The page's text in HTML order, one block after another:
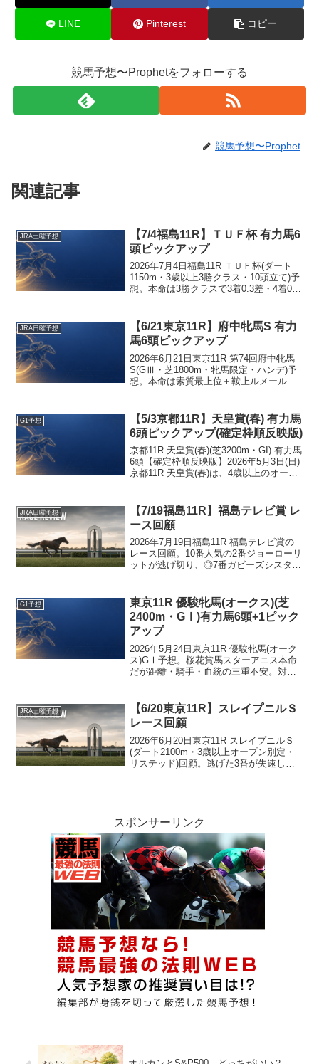
LINE Pinterest コピー
競馬予想〜Prophetをフォローする
競馬予想〜Prophet
関連記事
JRA土曜予想
【7/4福島11R】ＴＵＦ杯 有力馬6
頭ピックアップ
2026年7月4日福島11R ＴＵＦ杯(ダート
1150m・3歳以上3勝クラス・10頭立て)予
想。本命は3勝クラスで3着0.3差・4着0.1
対抗は僅差善戦を続け差し展開の恩恵が
大きいイリフィ(単6.6倍)、単穴は決め手
上位でハイペースがドンピシャのカネシ
ョウレジェン(単12.2倍)。テンの速い馬が
多くハイペース濃厚の福島ダート1150
で、差し・中団勢の浮上も見据えて有力6
JRA日曜予想
【6/21東京11R】府中牝馬S 有力
馬6頭ピックアップ
2026年6月21日東京11R 第74回府中牝馬
S(GⅢ・芝1800m・牝馬限定・ハンデ)予
想。本命は素質最上位＋鞍上ルメールの
6.2倍)。先行有利の東京芝1800mで好位を
取れる軸を中心に、当舞台適性とオッズ
妙味の差し馬を絡める構成で、有力6頭を
ピックアップ。
G1予想
【5/3京都11R】天皇賞(春) 有力馬
6頭ピックアップ(確定枠順反映版)
京都11R 天皇賞(春)(芝3200m・GI) 有力馬
6頭【確定枠順反映版】2026年5月3日(日)
京都11R 天皇賞(春)は、4歳以上のオープ
り15頭立て。...
JRA日曜予想
【7/19福島11R】福島テレビ賞 レ
ース回顧
2026年7月19日福島11R 福島テレビ賞の
レース回顧。10番人気の2番ジョーローリ
ットが逃げ切り、◎7番ガビーズシスター
一方、相手選びに課題が残った一戦を振
り返る。
G1予想
東京11R 優駿牝馬(オークス)(芝
2400m・GⅠ)有力馬6頭+1ピック
アップ
2026年5月24日東京11R 優駿牝馬(オーク
ス)GⅠ予想。桜花賞馬スターアニス本命
だが距離・騎手・血統の三重不安。対抗
ピエロまで完全分析。
JRA土曜予想
【6/20東京11R】スレイプニルＳ
レース回顧
2026年6月20日東京11R スレイプニルＳ
(ダート2100m・3歳以上オープン別定・
リステッド)回顧。逃げた3番が失速し、
ピカサンダーは先行して12着。先行有利
寄りと読んだ展開判断は外れたが、印は2
着・3着・4着と上位に好走。にもかかわ
らず◎1点軸の買い目に集中したため回収
0円に終わった買い方の問題を、ピックア
ップ6頭と勝ち馬の結果から正直に振り返
る事後検証記事。
スポンサーリンク